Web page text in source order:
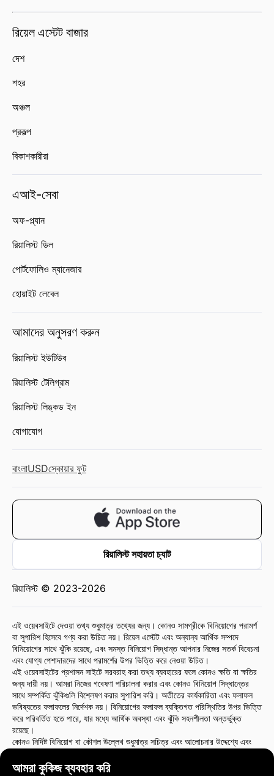
আমরা কুকিজ ব্যবহার করি
রিয়েল এস্টেট বাজার
দেশ
শহর
অঞ্চল
প্রকল্প
বিকাশকারীরা
এআই-সেবা
অফ-প্ল্যান
রিয়ালিস্ট ডিল
পোর্টফোলিও ম্যানেজার
হোয়াইট লেবেল
আমাদের অনুসরণ করুন
রিয়ালিস্ট ইউটিউব
রিয়ালিস্ট টেলিগ্রাম
রিয়ালিস্ট লিঙ্কড ইন
যোগাযোগ
বাংলাUSDস্কোয়ার ফুট
রিয়ালিস্ট সহায়তা চ্যাট
রিয়ালিস্ট © 2023-2026
এই ওয়েবসাইটে দেওয়া তথ্য শুধুমাত্র তথ্যের জন্য। কোনও সামগ্রীকে বিনিয়োগের পরামর্শ
বা সুপারিশ হিসেবে গণ্য করা উচিত নয়। রিয়েল এস্টেট এবং অন্যান্য আর্থিক সম্পদে
বিনিয়োগের সাথে ঝুঁকি রয়েছে, এবং সমস্ত বিনিয়োগ সিদ্ধান্ত আপনার নিজের সতর্ক বিবেচনা
এবং যোগ্য পেশাদারদের সাথে পরামর্শের উপর ভিত্তি করে নেওয়া উচিত।
এই ওয়েবসাইটের প্রশাসন সাইটে সরবরাহ করা তথ্য ব্যবহারের ফলে কোনও ক্ষতি বা ক্ষতির
জন্য দায়ী নয়। আমরা নিজের গবেষণা পরিচালনা করার এবং কোনও বিনিয়োগ সিদ্ধান্তের
সাথে সম্পর্কিত ঝুঁকিগুলি বিশ্লেষণ করার সুপারিশ করি। অতীতের কার্যকারিতা এবং ফলাফল
ভবিষ্যতের ফলাফলের নির্দেশক নয়। বিনিয়োগের ফলাফল ব্যক্তিগত পরিস্থিতির উপর ভিত্তি
করে পরিবর্তিত হতে পারে, যার মধ্যে আর্থিক অবস্থা এবং ঝুঁকি সহনশীলতা অন্তর্ভুক্ত
রয়েছে।
কোনও নির্দিষ্ট বিনিয়োগ বা কৌশল উল্লেখ শুধুমাত্র সচিত্র এবং আলোচনার উদ্দেশ্যে এবং
প্রতিফলিত করে না।